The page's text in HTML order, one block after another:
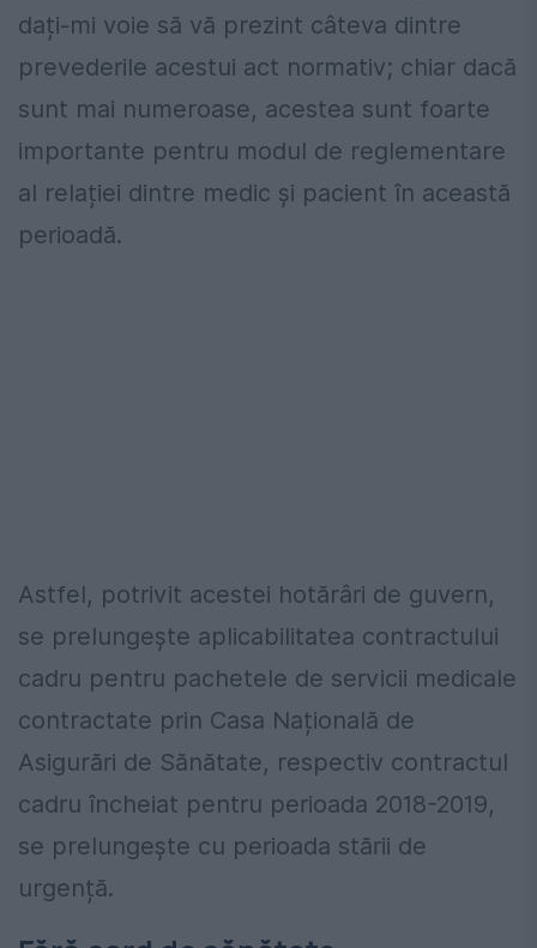
dați-mi voie să vă prezint câteva dintre
prevederile acestui act normativ; chiar dacă
sunt mai numeroase, acestea sunt foarte
importante pentru modul de reglementare
al relației dintre medic și pacient în această
perioadă.
Astfel, potrivit acestei hotărâri de guvern,
se prelungește aplicabilitatea contractului
cadru pentru pachetele de servicii medicale
contractate prin Casa Națională de
Asigurări de Sănătate, respectiv contractul
cadru încheiat pentru perioada 2018-2019,
se prelungește cu perioada stării de
urgență.